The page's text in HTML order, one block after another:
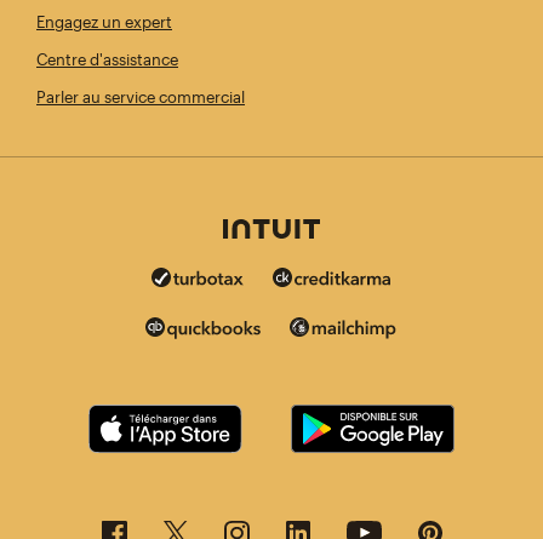
Engagez un expert
Centre d'assistance
Parler au service commercial